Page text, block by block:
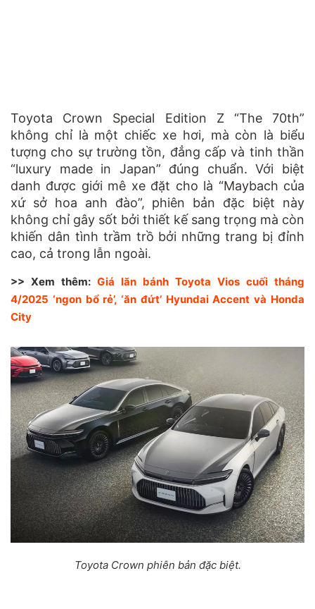
Toyota Crown Special Edition Z “The 70th”
không chỉ là một chiếc xe hơi, mà còn là biểu
tượng cho sự trường tồn, đẳng cấp và tinh thần
“luxury made in Japan” đúng chuẩn. Với biệt
danh được giới mê xe đặt cho là “Maybach của
xứ sở hoa anh đào”, phiên bản đặc biệt này
không chỉ gây sốt bởi thiết kế sang trọng mà còn
khiến dân tình trầm trồ bởi những trang bị đỉnh
cao, cả trong lẫn ngoài.
>> Xem thêm: Giá lăn bánh Toyota Vios cuối tháng
4/2025 ‘ngon bổ rẻ’, ‘ăn đứt’ Hyundai Accent và Honda
City
Toyota Crown phiên bản đặc biệt.